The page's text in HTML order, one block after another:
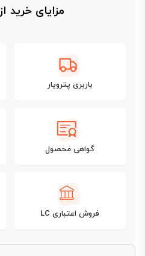
محصولاتمزایای خرید از
باربری پترویار
گواهی محصول
فروش اعتباری LC